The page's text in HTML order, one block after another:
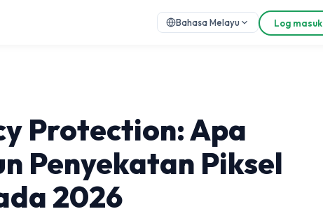
Bahasa Melayu Log masuk
Protection: Apa
Penyekatan Piksel
2026